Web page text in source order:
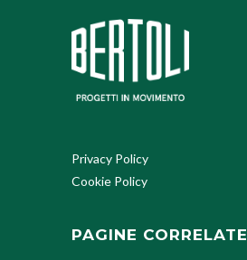
Privacy Policy
Cookie Policy
PAGINE CORRELATE